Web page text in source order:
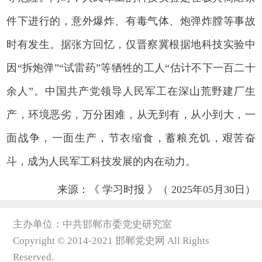
件下进行的，意外爆炸、有毒气体、炮弹炸膛等事故
时有发生。据张方回忆，仅晋察冀根据地科技实验中
因“拆炮弹”“试雷药”等牺牲的工人“估计不下一百二十
余人”。中国共产党领导人民军工在深山荒野建厂生
产，环境恶劣，万分困难，从无到有，从小到大，一
面战争，一面生产，节衣缩食，蓄粮充饥，艰苦奋
斗，成为人民军工科技发展的内在动力。
来源：《 学习时报 》（ 2025年05月30日）
主办单位：中共邯郸市委党史研究室
Copyright © 2014-2021 邯郸党史网 All Rights
Reserved.